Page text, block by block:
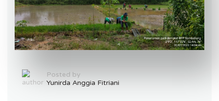
Posted by
Yunirda Anggia Fitriani